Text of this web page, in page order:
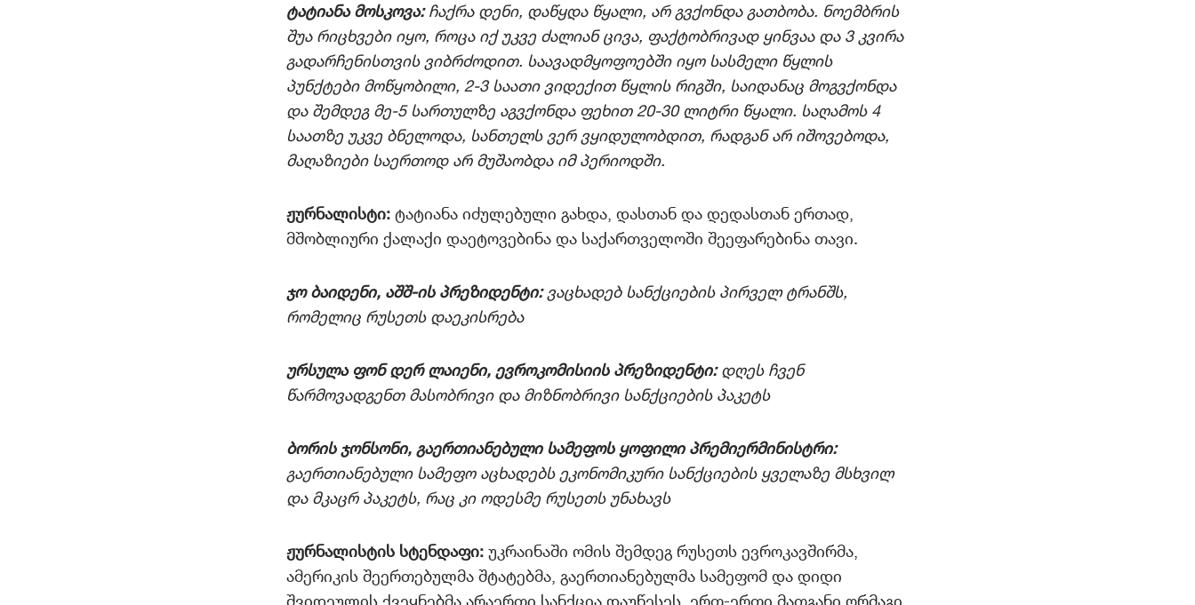
ტატიანა მოსკოვა:ჩაქრა დენი, დაწყდა წყალი, არ გვქონდა გათბობა. ნოემბრის
შუა რიცხვები იყო, როცა იქ უკვე ძალიან ცივა, ფაქტობრივად ყინვაა და 3 კვირა
გადარჩენისთვის ვიბრძოდით. საავადმყოფოებში იყო სასმელი წყლის
პუნქტები მოწყობილი, 2-3 საათი ვიდექით წყლის რიგში, საიდანაც მოგვქონდა
და შემდეგ მე-5 სართულზე აგვქონდა ფეხით 20-30 ლიტრი წყალი. საღამოს 4
საათზე უკვე ბნელოდა, სანთელს ვერ ვყიდულობდით, რადგან არ იშოვებოდა,
მაღაზიები საერთოდ არ მუშაობდა იმ პერიოდში.
ჟურნალისტი: ტატიანა იძულებული გახდა, დასთან და დედასთან ერთად,
მშობლიური ქალაქი დაეტოვებინა და საქართველოში შეეფარებინა თავი.
ჯო ბაიდენი, აშშ-ის პრეზიდენტი: ვაცხადებ სანქციების პირველ ტრანშს,
რომელიც რუსეთს დაეკისრება
ურსულა ფონ დერ ლაიენი, ევროკომისიის პრეზიდენტი:დღეს ჩვენ
წარმოვადგენთ მასობრივი და მიზნობრივი სანქციების პაკეტს
ბორის ჯონსონი, გაერთიანებული სამეფოს ყოფილი პრემიერმინისტრი:
გაერთიანებული სამეფო აცხადებს ეკონომიკური სანქციების ყველაზე მსხვილ
და მკაცრ პაკეტს, რაც კი ოდესმე რუსეთს უნახავს
ჟურნალისტის სტენდაფი: უკრაინაში ომის შემდეგ რუსეთს ევროკავშირმა,
ამერიკის შეერთებულმა შტატებმა, გაერთიანებულმა სამეფომ და დიდი
შვიდეულის ქვეყნებმა არაერთი სანქცია დაუწესეს. ერთ-ერთი მათგანი ორმაგი